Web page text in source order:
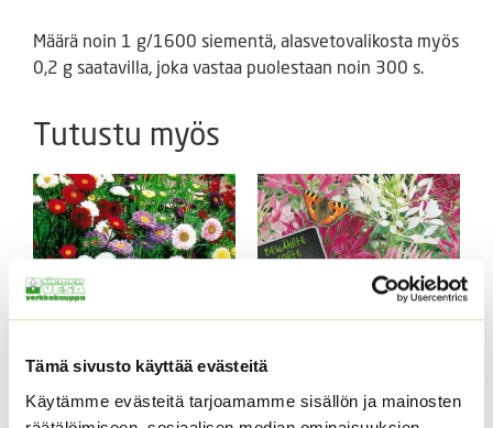
Tämä sivusto käyttää evästeitä
Käytämme evästeitä tarjoamamme sisällön ja mainosten
Määrä noin 1 g/1600 siementä, alasvetovalikosta myös
0,2 g saatavilla, joka vastaa puolestaan noin 300 s.
Tutustu myös
Kiinanasteri Fan
Hämähäkkikukka